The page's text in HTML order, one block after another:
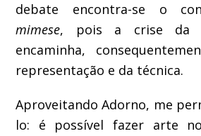
debate encontra-se o
mimese, pois a crise da
encaminha,
representação e da técnica.
Aproveitando Adorno, me
lo: é possível fazer arte